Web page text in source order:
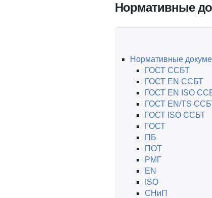
Нормативные
Нормативные
ГОСТ ССБТ
ГОСТ EN ССБТ
ГОСТ EN ISO
ГОСТ EN/TS
ГОСТ ISO ССБТ
ГОСТ
ПБ
ПОТ
РМГ
EN
ISO
СНиП